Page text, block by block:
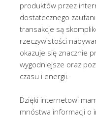
produktów przez
dostatecznego
transakcje są
rzeczywistości
okazuje się znacznie
wygodniejsze oraz
czasu i energii.
Dzięki internetowi
mnóstwa informacji o